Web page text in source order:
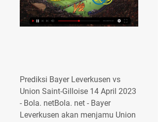
Prediksi Bayer Leverkusen vs
Union Saint-Gilloise 14 April 2023
- Bola. netBola. net - Bayer
Leverkusen akan menjamu Union